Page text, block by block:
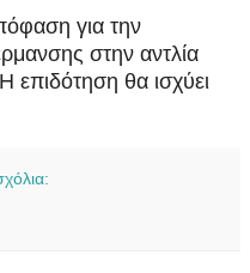
για την
στην αντλία
θα ισχύει